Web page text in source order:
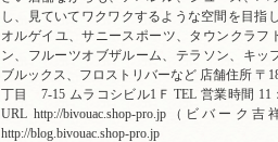
し、見ていてワクワクするような空間を目指
オルゲイユ、サニースポーツ、タウンクラフ
ン、フルーツオブザルーム、テラソン、キッ
ブルックス、フロストリバーなど 店舗住所 〒
丁目 7-15 ムラコシビル1Ｆ TEL 営業時間 11
URL http://bivouac.shop-pro.jp（ビバー
http://blog.bivouac.shop-pro.jp